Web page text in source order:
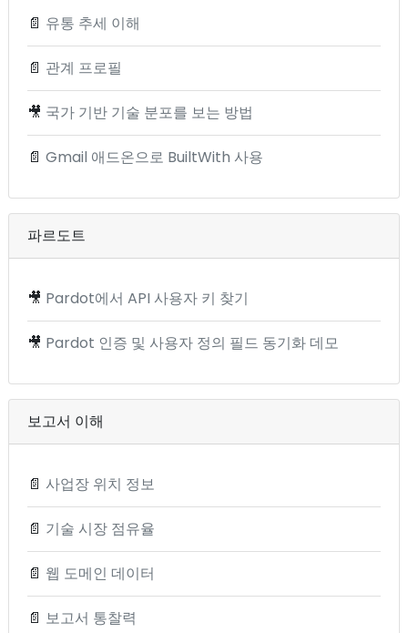
📄 유통 추세 이해
📄 관계 프로필
🎥 국가 기반 기술 분포를 보는 방법
📄 Gmail 애드온으로 BuiltWith 사용
파르도트
🎥 Pardot에서 API 사용자 키 찾기
🎥 Pardot 인증 및 사용자 정의 필드 동기화 데모
보고서 이해
📄 사업장 위치 정보
📄 기술 시장 점유율
📄 웹 도메인 데이터
📄 보고서 통찰력